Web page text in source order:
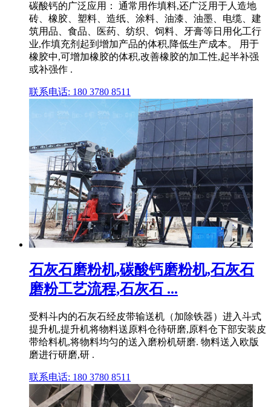
碳酸钙的广泛应用： 通常用作填料,还广泛用于人造地
砖、橡胶、塑料、造纸、涂料、油漆、油墨、电缆、建
筑用品、食品、医药、纺织、饲料、牙膏等日用化工行
业,作填充剂起到增加产品的体积,降低生产成本。 用于
橡胶中,可增加橡胶的体积,改善橡胶的加工性,起半补强
或补强作 .
联系电话: 180 3780 8511
石灰石磨粉机,碳酸钙磨粉机,石灰石
磨粉工艺流程,石灰石 ...
受料斗内的石灰石经皮带输送机（加除铁器）进入斗式
提升机,提升机将物料送原料仓待研磨,原料仓下部安装皮
带给料机,将物料均匀的送入磨粉机研磨. 物料送入欧版
磨进行研磨,研 .
联系电话: 180 3780 8511